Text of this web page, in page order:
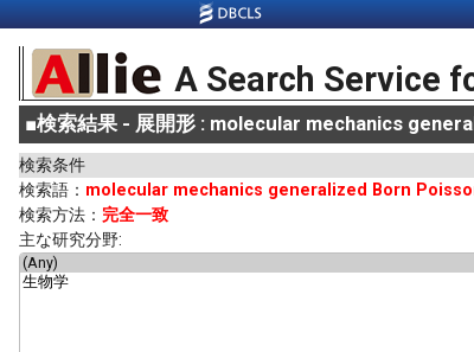
A Search Service
■検索結果 - 展開形 : molecular mechanics
検索条件
検索語： molecular mechanics generalized Born
検索方法： 完全一致
主な研究分野: